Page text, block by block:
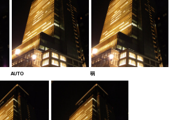
AUTO 弱